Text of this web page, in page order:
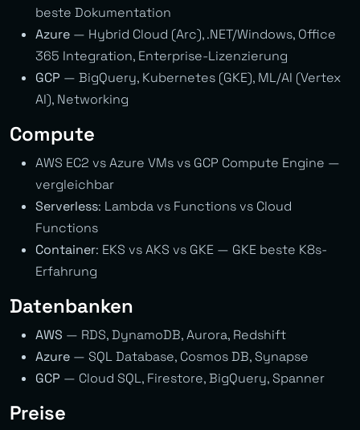
beste Dokumentation
Azure — Hybrid Cloud (Arc), .NET/Windows, Office
365 Integration, Enterprise-Lizenzierung
GCP — BigQuery, Kubernetes (GKE), ML/AI (Vertex
AI), Networking
Compute
AWS EC2 vs Azure VMs vs GCP Compute Engine —
vergleichbar
Serverless: Lambda vs Functions vs Cloud
Functions
Container: EKS vs AKS vs GKE — GKE beste K8s-
Erfahrung
Datenbanken
AWS — RDS, DynamoDB, Aurora, Redshift
Azure — SQL Database, Cosmos DB, Synapse
GCP — Cloud SQL, Firestore, BigQuery, Spanner
Preise